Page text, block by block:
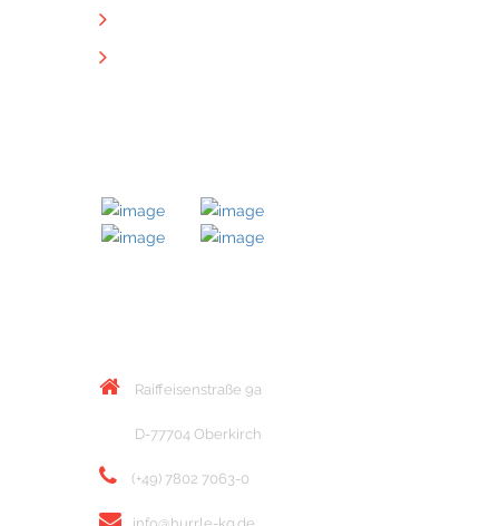
Raiffeisenstraße 9a
D-77704 Oberkirch
(+49) 7802 7063-0